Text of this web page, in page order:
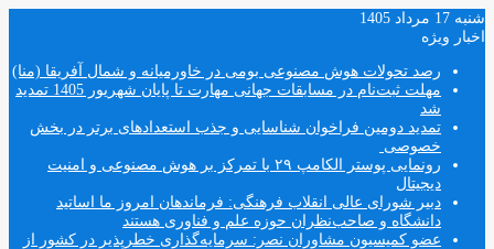
شنبه 17 مرداد 1405
اخبار ویژه
رصد تحولات هوش مصنوعی بومی در خاورمیانه و شمال آفریقا (منا)
مهلت ثبت‌نام در مسابقات جهانی مهارت تا پایان شهریور 1405 تمدید
شد
تمدید دومین فراخوان شناسایی و جذب استعدادهای برتر در بخش
خصوصی
رونمایی پوستر الکامپ ۲۹ با تمرکز بر هوش مصنوعی و امنیت
دیجیتال
دبیر شورای عالی انقلاب فرهنگی: فرماندهان امروز ما اساتید
دانشگاه و صاحب‌نظران حوزه علم و فناوری هستند
عضو کمیسیون مشاوران نصر: سرمایه‌گذاری خطرپذیر در کشور از